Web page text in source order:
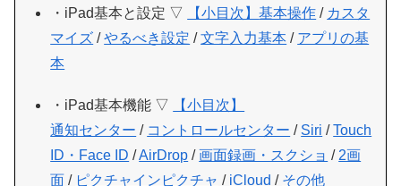
・iPad基本と設定 ▽ 【小目次】基本操作 / カスタ
マイズ /やるべき設定 /文字入力基本 / アプリの基
本
・iPad基本機能 ▽
【小目次】
通知センター / コントロールセンター / Siri /Touch
ID・Face ID /AirDrop /画面録画・スクショ / 2画
面 / ピクチャインピクチャ / iCloud / その他